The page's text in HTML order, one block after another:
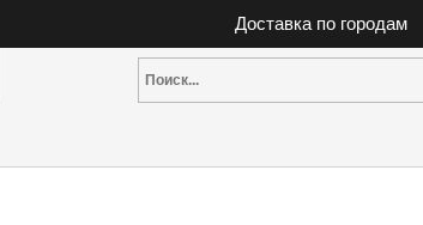
Доставка по городам